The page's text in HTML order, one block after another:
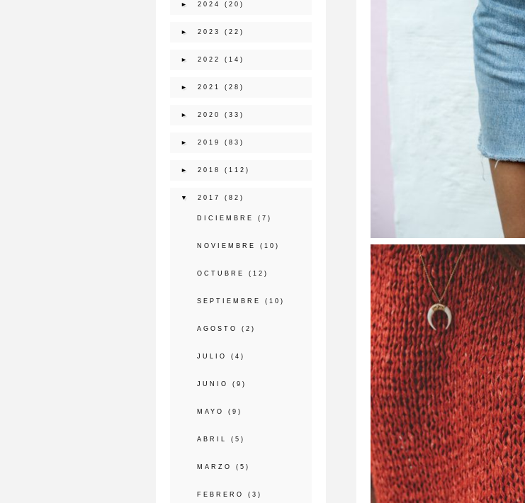
► 2024 (20)
► 2023 (22)
► 2022 (14)
► 2021 (28)
► 2020 (33)
► 2019 (83)
► 2018 (112)
▼ 2017 (82)
DICIEMBRE (7)
NOVIEMBRE (10)
OCTUBRE (12)
SEPTIEMBRE (10)
AGOSTO (2)
JULIO (4)
JUNIO (9)
MAYO (9)
ABRIL (5)
MARZO (5)
FEBRERO (3)